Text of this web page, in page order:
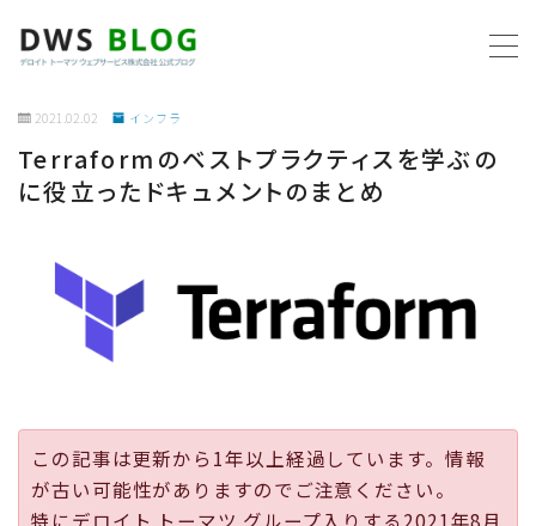
ホーム
プログラミング
ビジネス
リモートワーク
社内制度
2021.02.02 インフラ
Terraformのベストプラクティスを学ぶの
に役立ったドキュメントのまとめ
この記事は更新から1年以上経過しています。情報
が古い可能性がありますのでご注意ください。
特にデロイト トーマツ グループ入りする2021年8月